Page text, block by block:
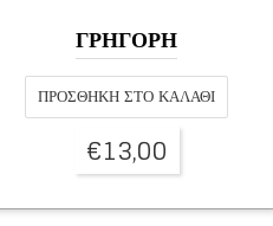
ΓΡΗΓΟΡΗ
ΠΡΟΣΘΉΚΗ ΣΤΟ ΚΑΛΆΘΙ
€13,00